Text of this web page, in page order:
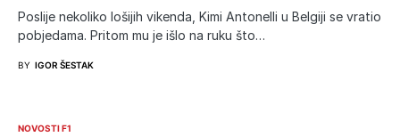
Poslije nekoliko lošijih vikenda, Kimi Antonelli u Belgiji se vratio
pobjedama. Pritom mu je išlo na ruku što…
BY IGOR ŠESTAK
NOVOSTI F1